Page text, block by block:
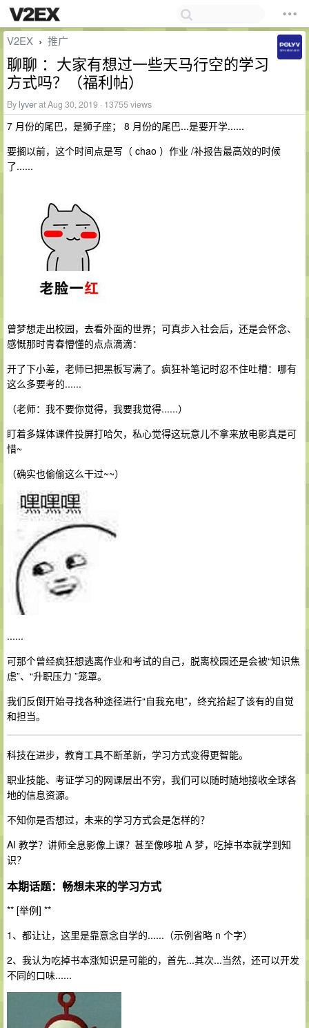
V2EX › 推广
聊聊 ：大家有想过一些天马行空的学习
方式吗？（福利帖）
By lyverat Aug 30, 2019 · 13755 views
7 月份的尾巴，是狮子座； 8 月份的尾巴...是要开学......
要搁以前，这个时间点是写（ chao ）作业 /补报告最高效的时候
了......
曾梦想走出校园，去看外面的世界；可真步入社会后，还是会怀念、
感慨那时青春懵懂的点点滴滴：
开了下小差，老师已把黑板写满了。疯狂补笔记时忍不住吐槽：哪有
这么多要考的......
（老师：我不要你觉得，我要我觉得......）
盯着多媒体课件投屏打哈欠，私心觉得这玩意儿不拿来放电影真是可
惜~
（确实也偷偷这么干过~~）
......
可那个曾经疯狂想逃离作业和考试的自己，脱离校园还是会被“知识焦
虑”、“升职压力 ”笼罩。
我们反倒开始寻找各种途径进行“自我充电”，终究拾起了该有的自觉
和担当。
科技在进步，教育工具不断革新，学习方式变得更智能。
职业技能、考证学习的网课层出不穷，我们可以随时随地接收全球各
地的信息资源。
不知你是否想过，未来的学习方式会是怎样的？
AI 教学？讲师全息影像上课？甚至像哆啦 A 梦，吃掉书本就学到知
识？
本期话题：畅想未来的学习方式
** [举例] **
1、都让让，这里是靠意念自学的......（示例省略 n 个字）
2、我认为吃掉书本涨知识是可能的，首先...其次...当然，还可以开发
不同的口味......